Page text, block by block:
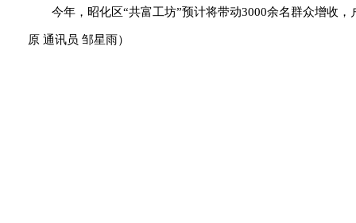
今年，昭化区“共富工坊”预计将带动3000余名群众增收
原 通讯员 邹星雨）